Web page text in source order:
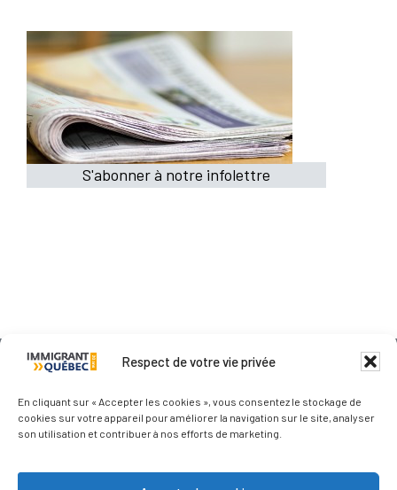
Respect de votre vie privée
En cliquant sur « Accepter les cookies », vous consentez le stockage de
cookies sur votre appareil pour améliorer la navigation sur le site, analyser
son utilisation et contribuer à nos efforts de marketing.
S'abonner à notre infolettre
Qui sommes-nous ?
Nous contacter